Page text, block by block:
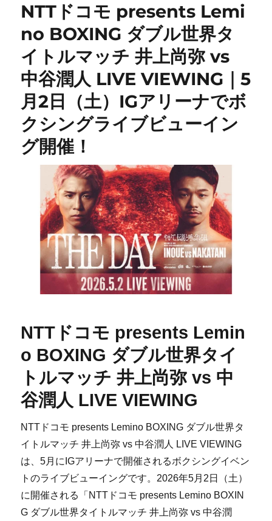
NTTドコモ presents Lemi
no BOXING ダブル世界タ
イトルマッチ 井上尚弥 vs
中谷潤人 LIVE VIEWING｜5
月2日（土）IGアリーナでボ
クシングライブビューイン
グ開催！
NTTドコモ presents Lemin
o BOXING ダブル世界タイ
トルマッチ 井上尚弥 vs 中
谷潤人 LIVE VIEWING
NTTドコモ presents Lemino BOXING ダブル世界タ
イトルマッチ 井上尚弥 vs 中谷潤人 LIVE VIEWING
は、5月にIGアリーナで開催されるボクシングイベン
トのライブビューイングです。2026年5月2日（土）
に開催される「NTTドコモ presents Lemino BOXIN
G ダブル世界タイトルマッチ 井上尚弥 vs 中谷潤